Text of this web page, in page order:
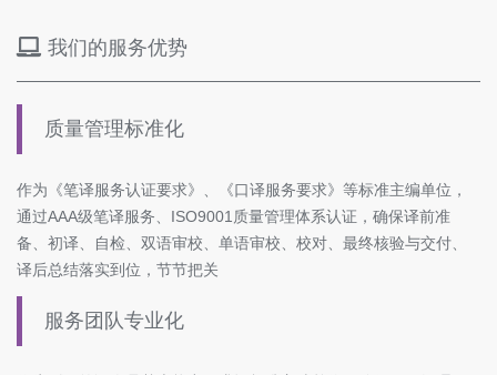
我们的服务优势
质量管理标准化
作为《笔译服务认证要求》、《口译服务要求》等标准主编单位，
通过AAA级笔译服务、ISO9001质量管理体系认证，确保译前准
备、初译、自检、双语审校、单语审校、校对、最终核验与交付、
译后总结落实到位，节节把关
服务团队专业化